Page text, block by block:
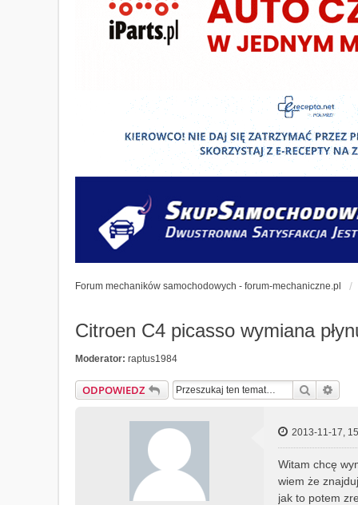
Forum mechaników samochodowych - forum-mechaniczne.pl
Citroen C4 picasso wymiana
Moderator: raptus1984
ODPOWIEDZ Szukaj
2013-11-17,
Witam chcę
wiem że
jak to potem